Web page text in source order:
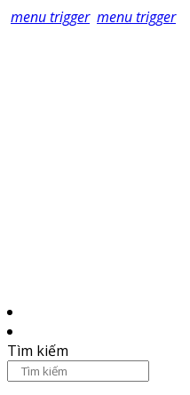
menu trigger menu trigger
Tìm kiếm